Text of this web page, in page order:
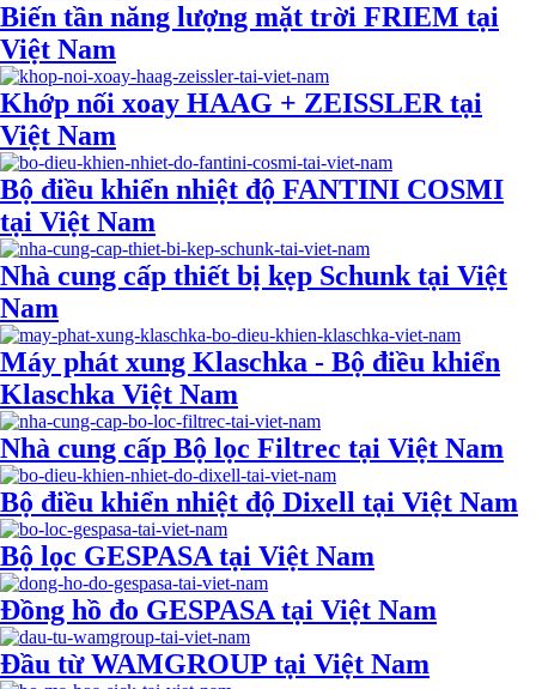
Biến tần năng lượng mặt trời FRIEM tại
Việt Nam
Khớp nối xoay HAAG + ZEISSLER tại
Việt Nam
Bộ điều khiển nhiệt độ FANTINI COSMI
tại Việt Nam
Nhà cung cấp thiết bị kẹp Schunk tại Việt
Nam
Máy phát xung Klaschka - Bộ điều khiển
Klaschka Việt Nam
Nhà cung cấp Bộ lọc Filtrec tại Việt Nam
Bộ điều khiển nhiệt độ Dixell tại Việt Nam
Bộ lọc GESPASA tại Việt Nam
Đồng hồ đo GESPASA tại Việt Nam
Đầu từ WAMGROUP tại Việt Nam